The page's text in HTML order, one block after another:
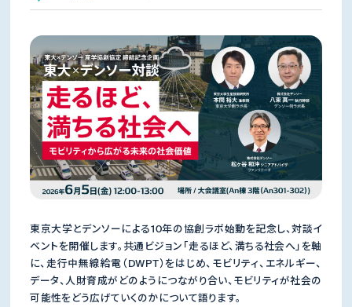
東京大学とデンソーによる10年の協創ラボ始動を記念し、対談イ
ベントを開催します。共通ビジョン「走るほど、満ちる社会へ」を軸
に、走行中無線給電（DWPT）をはじめ、モビリティ、エネルギー、
データ、人財育成がどのようにつながり合い、モビリティが社会の
可能性をどう広げていくのかについて語ります。